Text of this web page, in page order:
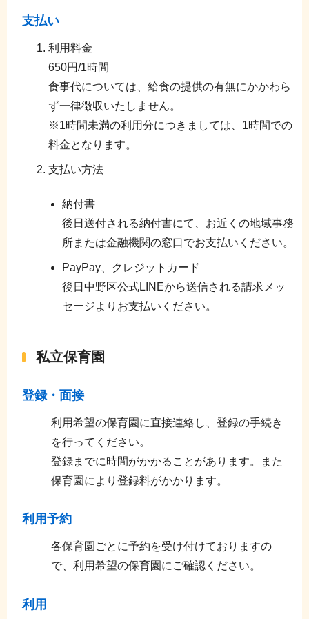
支払い
利用料金
650円/1時間
食事代については、給食の提供の有無にかかわら
ず一律徴収いたしません。
※1時間未満の利用分につきましては、1時間での
料金となります。
支払い方法
納付書
後日送付される納付書にて、お近くの地域事務
所または金融機関の窓口でお支払いください。
PayPay、クレジットカード
後日中野区公式LINEから送信される請求メッ
セージよりお支払いください。
私立保育園
登録・面接
利用希望の保育園に直接連絡し、登録の手続き
を行ってください。
登録までに時間がかかることがあります。また
保育園により登録料がかかります。
利用予約
各保育園ごとに予約を受け付けておりますの
で、利用希望の保育園にご確認ください。
利用